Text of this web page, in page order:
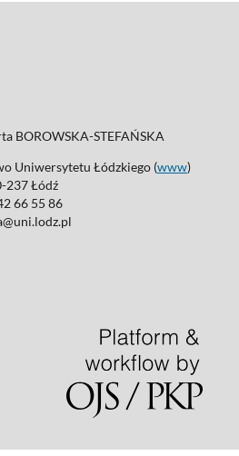
BOROWSKA-STEFAŃSKA
Uniwersytetu Łódzkiego (www)
237 Łódź
66 55 86